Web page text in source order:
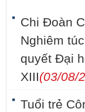
Chi Đoàn
Nghiêm
quyết Đại
XIII(03/08/
Tuổi trẻ